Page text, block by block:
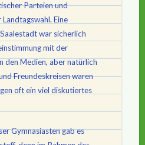
Parteien und
Eine
war sicherlich
mit der
den Medien, aber natürlich
Freundeskreisen waren
oft ein viel diskutiertes
Gymnasiasten gab es